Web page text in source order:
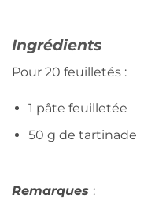
Ingrédients
Pour 20 feuilletés :
1 pâte feuilletée
50 g de tartinade
Remarques :